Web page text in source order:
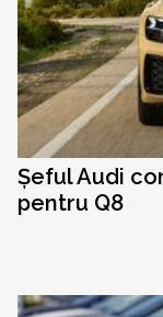
Șeful Audi
pentru Q8